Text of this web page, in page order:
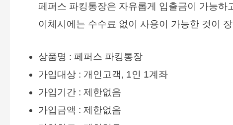
페퍼스 파킹통장은 자유롭게 입출금이 가능하
이체시에는 수수료 없이 사용이 가능한 것이
상품명 : 페퍼스 파킹통장
가입대상 : 개인고객, 1인 1계좌
가입기간 : 제한없음
가입금액 : 제한없음